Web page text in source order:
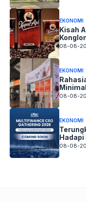
EKONOMI
Kisah
08-08-
EKONOMI
Minimal
08-08-
EKONOMI
Hadapi
08-08-